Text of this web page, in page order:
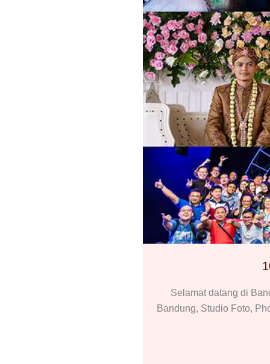
Selamat datang di
Bandung, Studio Foto,